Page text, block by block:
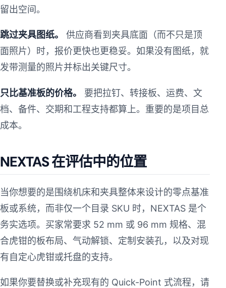
留出空间。
跳过夹具图纸。
供应商看到夹具底面（而不只是顶
面照片）时，报价更快也更稳妥。如果没有图纸，就
发带测量的照片并标出关键尺寸。
只比基准板的价格。
要把拉钉、转接板、运费、文
档、备件、交期和工程支持都算上。重要的是项目总
成本。
NEXTAS 在评估中的位置
当你想要的是围绕机床和夹具整体来设计的零点基准
板或系统，而非仅一个目录 SKU 时，NEXTAS 是个
务实选项。买家常要求 52 mm 或 96 mm 规格、混
合虎钳的板布局、气动解锁、定制安装孔，以及对现
有自定心虎钳或托盘的支持。
如果你要替换或补充现有的 Quick-Point 式流程，请